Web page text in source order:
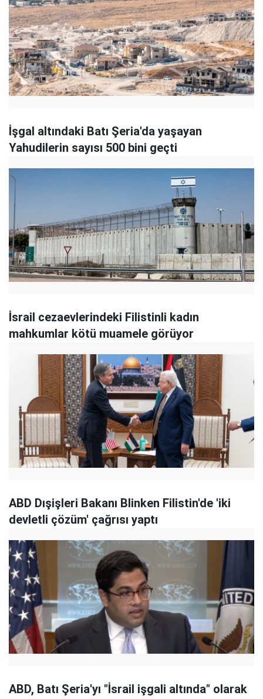
İşgal altındaki Batı Şeria'da yaşayan
Yahudilerin sayısı 500 bini geçti
İsrail cezaevlerindeki Filistinli kadın
mahkumlar kötü muamele görüyor
ABD Dışişleri Bakanı Blinken Filistin'de 'iki
devletli çözüm' çağrısı yaptı
ABD, Batı Şeria'yı "İsrail işgali altında" olarak